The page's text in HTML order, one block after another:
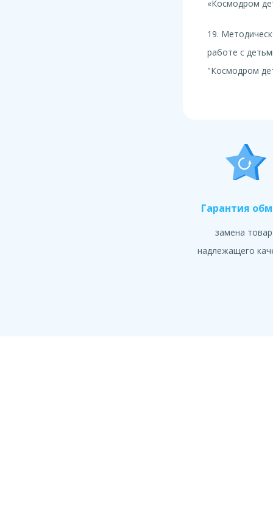
«Космодром
19.
работе с
"Космодром
Гарантия
замена
надлежащего